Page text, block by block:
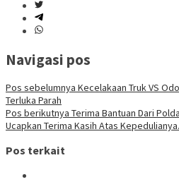
Navigasi pos
Pos sebelumnya Kecelakaan Truk VS
Terluka Parah
Pos berikutnya Terima Bantuan Dari
Ucapkan Terima Kasih Atas Kepedulianya.
Pos terkait